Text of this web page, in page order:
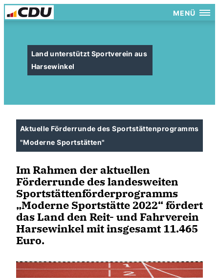
MENÜ
Land unterstützt Sportverein aus
Harsewinkel
Aktuelle Förderrunde des Sportstättenprogramms
"Moderne Sportstätten"
Im Rahmen der aktuellen
Förderrunde des landesweiten
Sportstättenförderprogramms
Moderne Sportstätte 2022“ fördert
das Land den Reit- und Fahrverein
Harsewinkel mit insgesamt 11.465
Euro.